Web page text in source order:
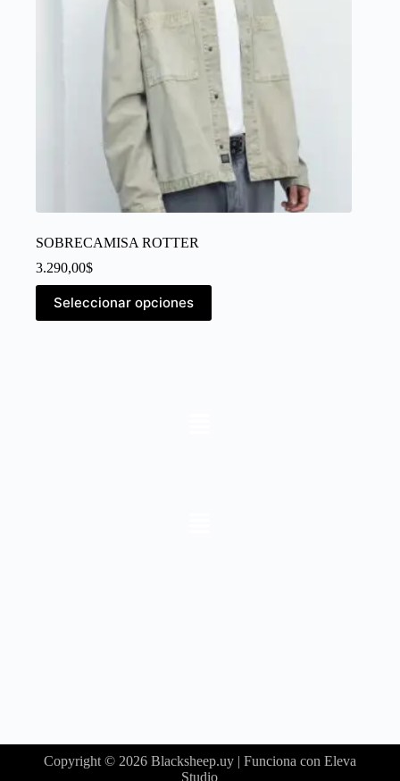
SOBRECAMISA ROTTER
3.290,00$
Seleccionar opciones
Copyright © 2026 Blacksheep.uy | Funciona con Eleva
Studio